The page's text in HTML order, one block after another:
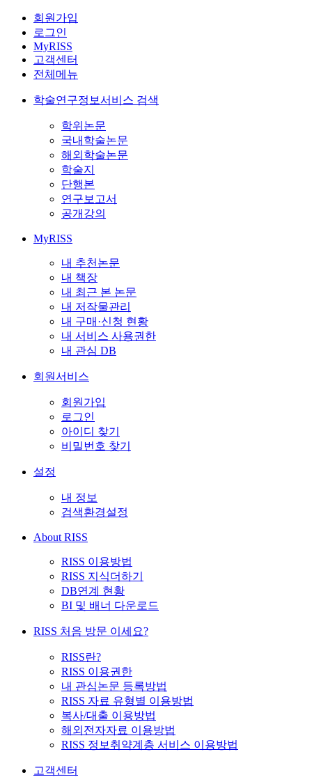
회원가입
로그인
MyRISS
고객센터
전체메뉴
학술연구정보서비스 검색
학위논문
국내학술논문
해외학술논문
학술지
단행본
연구보고서
공개강의
MyRISS
내 추천논문
내 책장
내 최근 본 논문
내 저작물관리
내 구매·신청 현황
내 서비스 사용권한
내 관심 DB
회원서비스
회원가입
로그인
아이디 찾기
비밀번호 찾기
설정
내 정보
검색환경설정
About RISS
RISS 이용방법
RISS 지식더하기
DB연계 현황
BI 및 배너 다운로드
RISS 처음 방문 이세요?
RISS란?
RISS 이용권한
내 관심논문 등록방법
RISS 자료 유형별 이용방법
복사/대출 이용방법
해외전자자료 이용방법
RISS 정보취약계층 서비스 이용방법
고객센터